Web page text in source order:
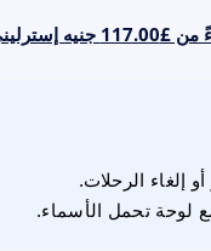
إلغاء الرحلات.
لوحة تحمل الأسماء.